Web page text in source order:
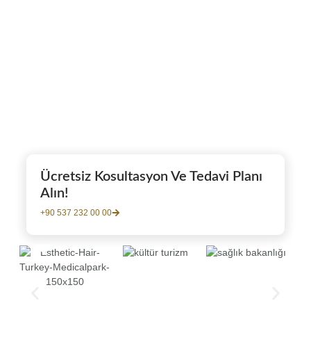
Ücretsiz Kosultasyon Ve Tedavi Planı
Alın!
+90 537 232 00 00